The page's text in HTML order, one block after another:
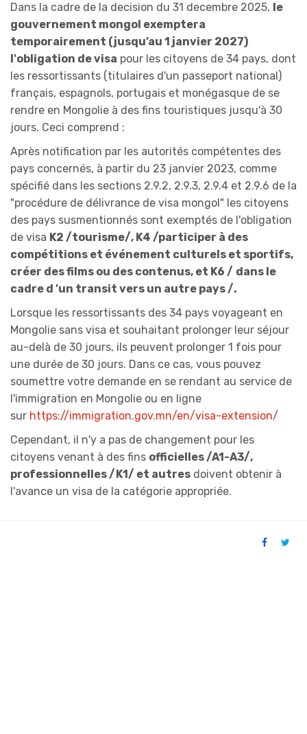
Dans la cadre de la decision du 31 decembre 2025, le
gouvernement mongol exemptera
temporairement (jusqu’au 1 janvier 2027)
l'obligation de visa pour les citoyens de 34 pays, dont
les ressortissants (titulaires d'un passeport national)
français, espagnols, portugais et monégasque de se
rendre en Mongolie à des fins touristiques jusqu'à 30
jours. Ceci comprend :
Après notification par les autorités compétentes des
pays concernés, à partir du 23 janvier 2023, comme
spécifié dans les sections 2.9.2, 2.9.3, 2.9.4 et 2.9.6 de la
"procédure de délivrance de visa mongol" les citoyens
des pays susmentionnés sont exemptés de l'obligation
de visa K2 /tourisme/, K4 /participer à des
compétitions et événement culturels et sportifs,
créer des films ou des contenus, et K6 / dans le
cadre d ’un transit vers un autre pays /.
Lorsque les ressortissants des 34 pays voyageant en
Mongolie sans visa et souhaitant prolonger leur séjour
au-delà de 30 jours, ils peuvent prolonger 1 fois pour
une durée de 30 jours. Dans ce cas, vous pouvez
soumettre votre demande en se rendant au service de
l'immigration en Mongolie ou en ligne
sur https://immigration.gov.mn/en/visa-extension/
Cependant, il n'y a pas de changement pour les
citoyens venant à des fins officielles /A1-A3/,
professionnelles /K1/ et autres doivent obtenir à
l'avance un visa de la catégorie appropriée.